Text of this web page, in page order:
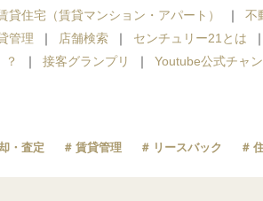
貸住宅（賃貸マンション・アパート） 不
管理 店舗検索 センチュリー21とは
接客グランプリ Youtube公式チャ
・査定 賃貸管理 リースバック